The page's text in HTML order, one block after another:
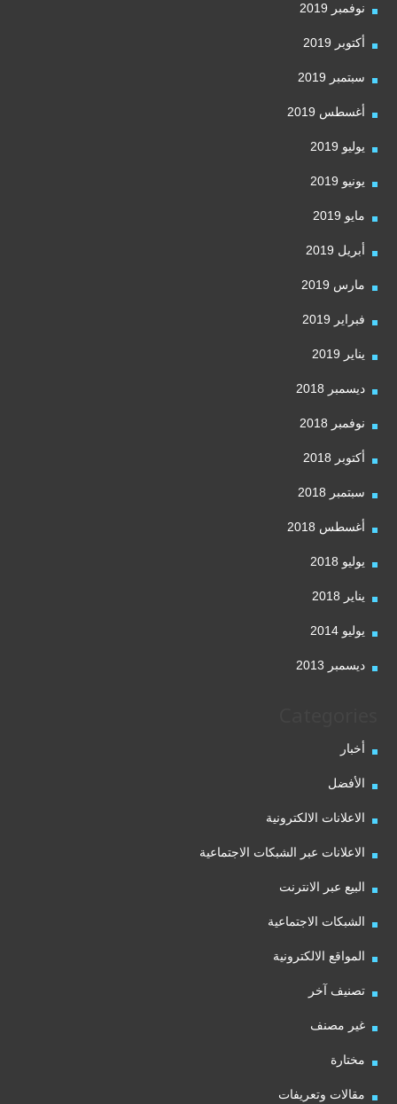
نوفمبر 2019
أكتوبر 2019
سبتمبر 2019
أغسطس 2019
يوليو 2019
يونيو 2019
مايو 2019
أبريل 2019
مارس 2019
فبراير 2019
يناير 2019
ديسمبر 2018
نوفمبر 2018
أكتوبر 2018
سبتمبر 2018
أغسطس 2018
يوليو 2018
يناير 2018
يوليو 2014
ديسمبر 2013
أخبار
الأفضل
الاعلانات الالكترونية
الاعلانات عبر الشبكات الاجتماعية
البيع عبر الانترنت
الشبكات الاجتماعية
المواقع الالكترونية
تصنيف آخر
غير مصنف
مختارة
مقالات وتعريفات